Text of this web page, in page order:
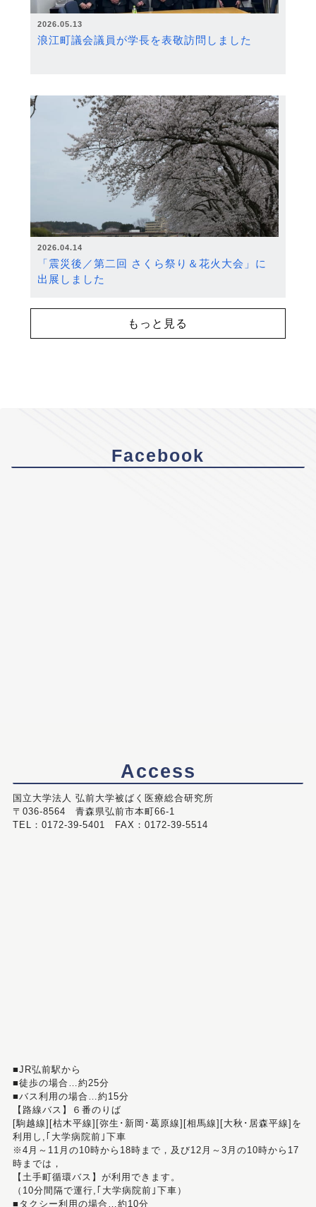
2026.05.13
浪江町議会議員が学長を表敬訪問しました
2026.04.14
「震災後／第二回 さくら祭り＆花火大会」に
出展しました
もっと見る
Facebook
Access
国立大学法人 弘前大学被ばく医療総合研究所
〒036-8564 青森県弘前市本町66-1
TEL：0172-39-5401 FAX：0172-39-5514
■JR弘前駅から
■徒歩の場合…約25分
■バス利用の場合…約15分
【路線バス】６番のりば
[駒越線][枯木平線][弥生･新岡･葛原線][相馬線][大秋･居森平線]を
利用し,｢大学病院前｣下車
※4月～11月の10時から18時まで，及び12月～3月の10時から17
時までは，
【土手町循環バス】が利用できます。
（10分間隔で運行,｢大学病院前｣下車）
■タクシー利用の場合…約10分